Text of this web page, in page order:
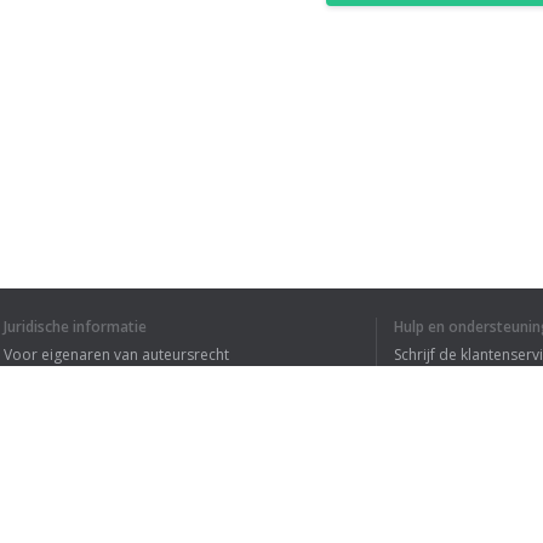
Juridische informatie
Voor eigenaren van auteursrecht
Hulp en
Schrijf de